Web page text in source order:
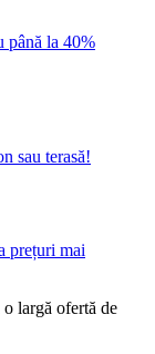
până la 40%
sau terasă!
prețuri mai
largă ofertă de